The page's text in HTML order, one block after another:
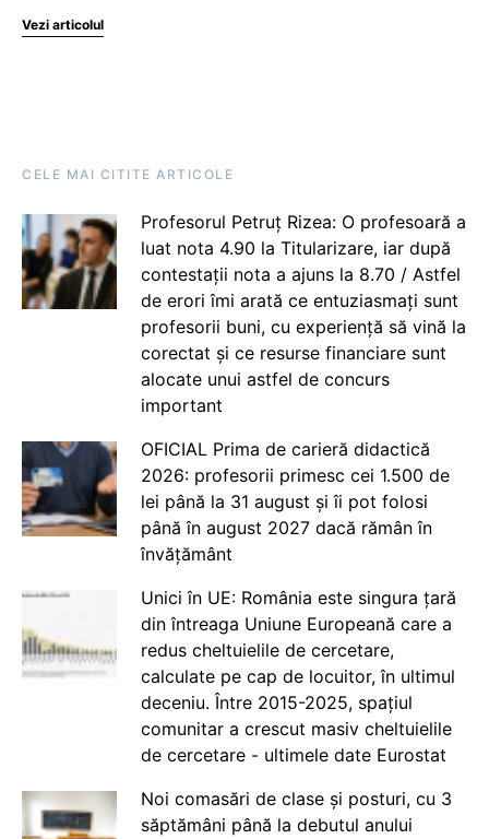
Vezi articolul
CELE MAI CITITE ARTICOLE
Profesorul Petruț Rizea: O profesoară a
luat nota 4.90 la Titularizare, iar după
contestații nota a ajuns la 8.70 / Astfel
de erori îmi arată ce entuziasmați sunt
profesorii buni, cu experiență să vină la
corectat și ce resurse financiare sunt
alocate unui astfel de concurs
important
OFICIAL Prima de carieră didactică
2026: profesorii primesc cei 1.500 de
lei până la 31 august și îi pot folosi
până în august 2027 dacă rămân în
învățământ
Unici în UE: România este singura țară
din întreaga Uniune Europeană care a
redus cheltuielile de cercetare,
calculate pe cap de locuitor, în ultimul
deceniu. Între 2015-2025, spațiul
comunitar a crescut masiv cheltuielile
de cercetare - ultimele date Eurostat
Noi comasări de clase și posturi, cu 3
săptămâni până la debutul anului